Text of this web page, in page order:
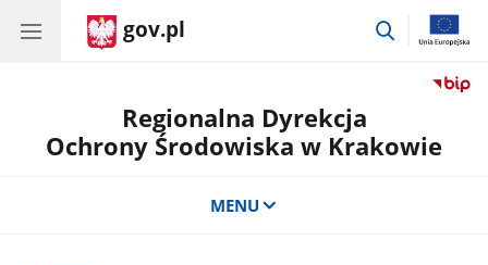
gov.pl
przejdź
Regionalna Dyrekcja
Ochrony Środowiska w Krakowie
MENU